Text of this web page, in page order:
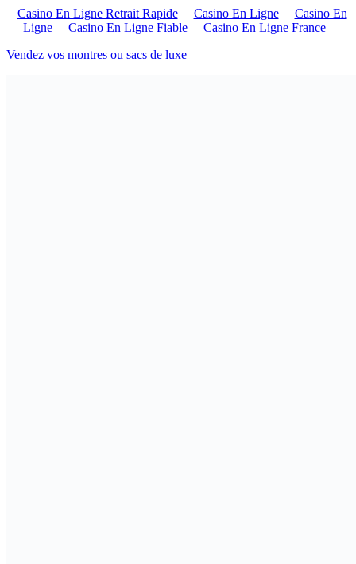
Casino En Ligne Retrait Rapide Casino En Ligne
Casino En
Ligne
Casino En Ligne Fiable
Casino En Ligne France
Vendez vos montres ou sacs de luxe